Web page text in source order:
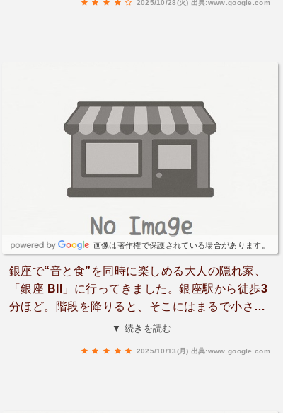
も楽しめます。サラダは季節の野菜をたっぷり使
い、ドレッシングのバランスが絶妙で、シンプル
ながら記憶に残る味わいでした。パスタはその日
日は秋の味覚が詰まったキノコのソースで、香り
豊かで深みのある味わいにうっとり。メインの
しく焼かれた外側とジューシーで柔らかな中身の
コントラストが絶妙。噛むたびに豚の旨味が広が
り、思わず笑顔になってしまいました✨店内は照
明を落としたシックな空間。ピアノの生演奏が程
よい音量で流れ、料理の余韻に浸りながら、穏や
かな時間が流れていきます。まさに音楽と料理が
寄り添う、大人のための贅沢なレストラン♪接客も
とても丁寧で、気配りが行き届きつつも押しつけ
2025/10/28(火) 出典:www.google.com
画像は著作権で保護されている場合があります。
銀座で“音と食”を同時に楽しめる大人の隠れ家、
「銀座 BII」に行ってきました。銀座駅から徒歩3
分ほど。階段を降りると、そこにはまるで小さな
劇場のような別世界が広がっています。落ち着い
▼ 続きを読む
2025/10/13(月) 出典:www.google.com